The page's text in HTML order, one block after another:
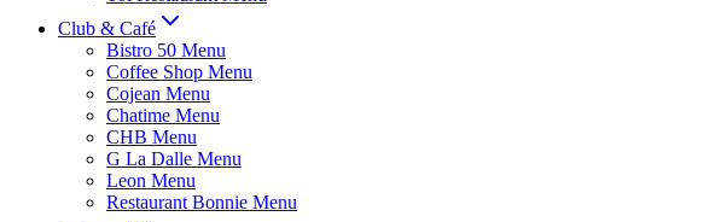
Club & Café
Bistro 50 Menu
Coffee Shop Menu
Cojean Menu
Chatime Menu
CHB Menu
G La Dalle Menu
Leon Menu
Restaurant Bonnie Menu